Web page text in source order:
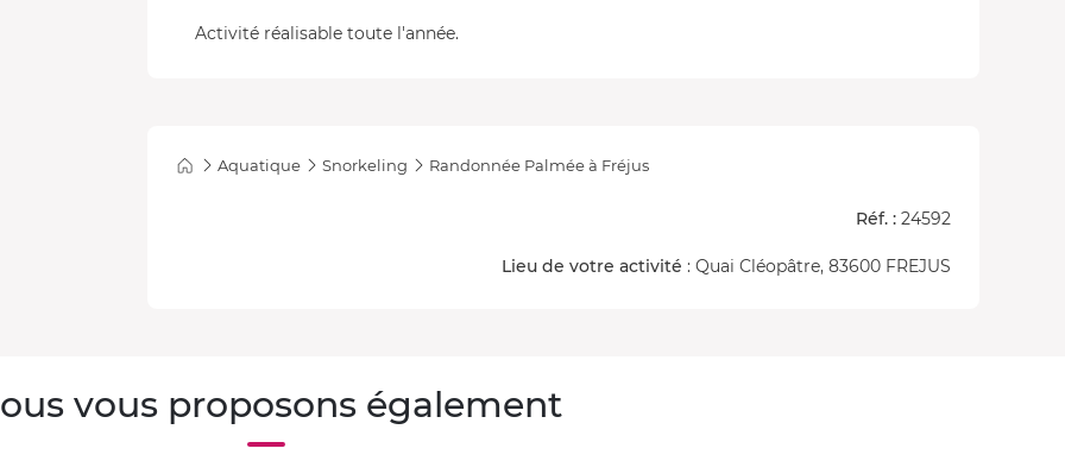
Activité réalisable toute l'année.
Aquatique Snorkeling Randonnée Palmée à Fréjus
Réf. : 24592
Lieu de votre activité : Quai Cléopâtre, 83600 FREJUS
vous proposons également